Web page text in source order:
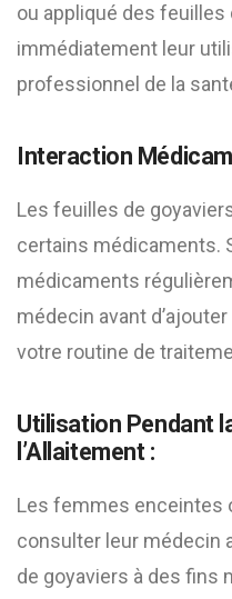
ou appliqué des
immédiatement leur
professionnel de la
Interaction
Les feuilles de
certains médicaments.
médicaments
médecin avant
votre routine de
Utilisation Pendant
l’Allaitement :
Les femmes enceintes
consulter leur médecin
de goyaviers à des fins